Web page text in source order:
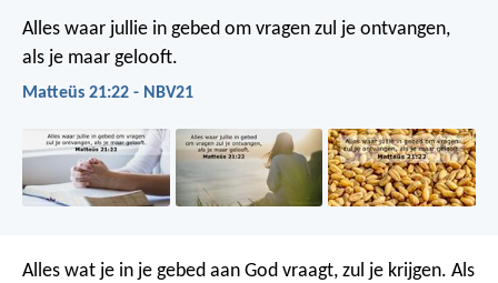
Alles waar jullie in gebed om vragen zul je ontvangen,
als je maar gelooft.
Matteüs 21:22 - NBV21
Alles wat je in je gebed aan God vraagt, zul je krijgen. Als